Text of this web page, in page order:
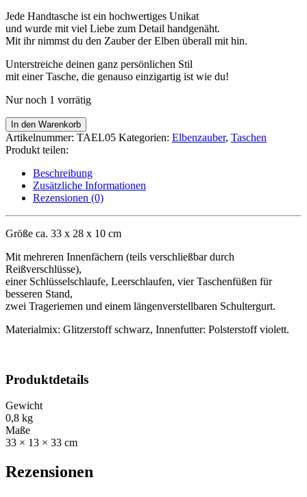
Jede Handtasche ist ein hochwertiges Unikat
und wurde mit viel Liebe zum Detail handgenäht.
Mit ihr nimmst du den Zauber der Elben überall mit hin.
Unterstreiche deinen ganz persönlichen Stil
mit einer Tasche, die genauso einzigartig ist wie du!
Nur noch 1 vorrätig
TASCHE
Universum
(glitzerschwarz)
In den Warenkorb
Artikelnummer: TAEL05 Kategorien: Elbenzauber, Taschen
Produkt teilen:
Beschreibung
Zusätzliche Informationen
Rezensionen (0)
Größe ca. 33 x 28 x 10 cm
Mit mehreren Innenfächern (teils verschließbar durch
Reißverschlüsse),
einer Schlüsselschlaufe, Leerschlaufen, vier Taschenfüßen für
besseren Stand,
zwei Trageriemen und einem längenverstellbaren Schultergurt.
Materialmix: Glitzerstoff schwarz, Innenfutter: Polsterstoff violett.
Produktdetails
Gewicht
0,8 kg
Maße
33 × 13 × 33 cm
Rezensionen